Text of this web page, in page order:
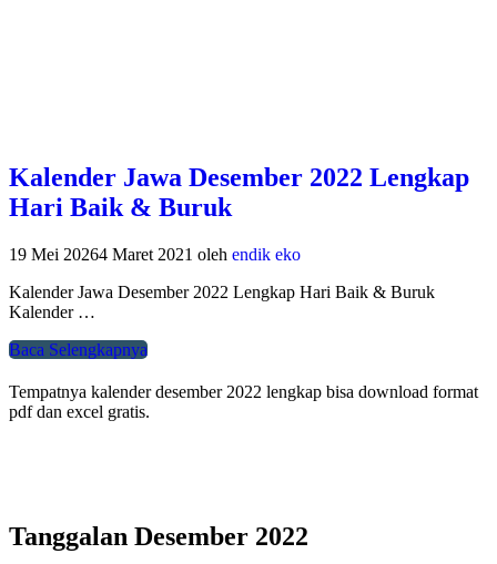
Kalender Jawa Desember 2022 Lengkap
Hari Baik & Buruk
19 Mei 20264 Maret 2021 oleh endik eko
Kalender Jawa Desember 2022 Lengkap Hari Baik & Buruk
Kalender …
Baca Selengkapnya
Tempatnya kalender desember 2022 lengkap bisa download format
pdf dan excel gratis.
Tanggalan Desember 2022